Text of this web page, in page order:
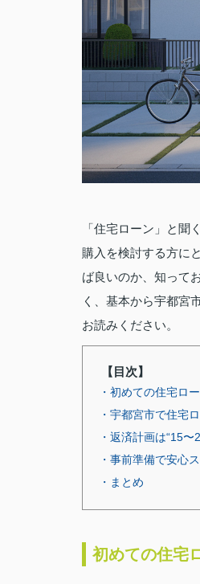
「住宅ローン」と
購入を検討する方に
ば良いのか、知って
く、基本から宇都宮
お読みください。
【目次】
・初めての住宅ロ
・宇都宮市で住宅
・返済計画は“15
・事前準備で安心
・まとめ
初めての住宅